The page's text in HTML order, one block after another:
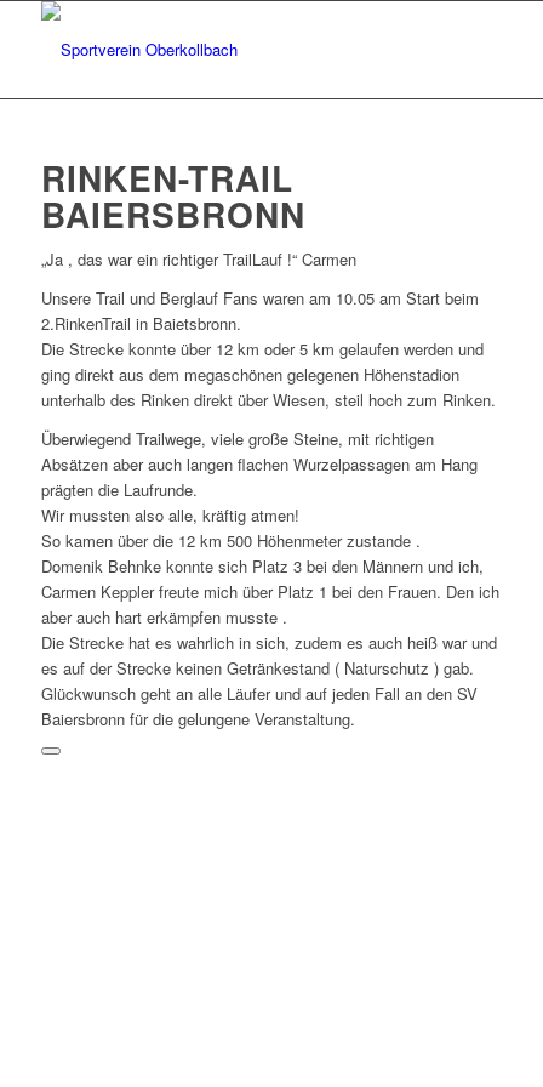
RINKEN-TRAIL
BAIERSBRONN
„Ja , das war ein richtiger TrailLauf !“ Carmen
Unsere Trail und Berglauf Fans waren am 10.05 am Start beim
2.RinkenTrail in Baietsbronn.
Die Strecke konnte über 12 km oder 5 km gelaufen werden und
ging direkt aus dem megaschönen gelegenen Höhenstadion
unterhalb des Rinken direkt über Wiesen, steil hoch zum Rinken.
Überwiegend Trailwege, viele große Steine, mit richtigen
Absätzen aber auch langen flachen Wurzelpassagen am Hang
prägten die Laufrunde.
Wir mussten also alle, kräftig atmen!
So kamen über die 12 km 500 Höhenmeter zustande .
Domenik Behnke konnte sich Platz 3 bei den Männern und ich,
Carmen Kepplerfreute mich über Platz 1 bei den Frauen. Den ich
aber auch hart erkämpfen musste .
Die Strecke hat es wahrlich in sich, zudem es auch heiß war und
es auf der Strecke keinen Getränkestand ( Naturschutz ) gab.
Glückwunsch geht an alle Läufer und auf jeden Fall an den SV
Baiersbronn für die gelungene Veranstaltung.